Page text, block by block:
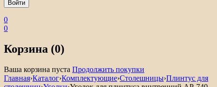
0
0
Корзина (0)
Ваша корзина пуста Продолжить покупки
Главная›Каталог›Комплектующие›Столешницы›Плинтус для